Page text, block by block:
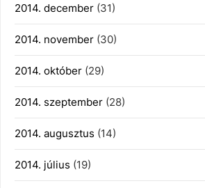
2014. december (31)
2014. november (30)
2014. október (29)
2014. szeptember (28)
2014. augusztus (14)
2014. július (19)